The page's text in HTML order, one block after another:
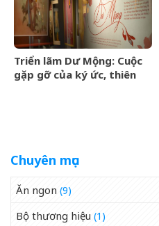
Triển lãm Dư Mộng: Cuộc
gặp gỡ của ký ức, thiên
Chuyên mục
Ăn ngon (9)
Bộ thương hiệu (1)